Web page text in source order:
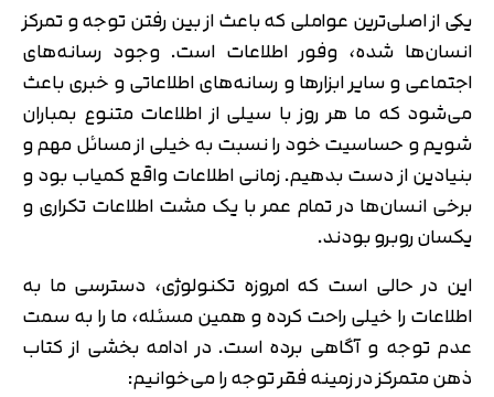
یکی از اصلی‌ترین عواملی که باعث از بین رفتن توجه و تمرکز
انسان‌ها شده، وفور اطلاعات است. وجود رسانه‌های
اجتماعی و سایر ابزارها و رسانه‌های اطلاعاتی و خبری باعث
می‌شود که ما هر روز با سیلی از اطلاعات متنوع بمباران
شویم و حساسیت خود را نسبت به خیلی از مسائل مهم و
بنیادین از دست بدهیم. زمانی اطلاعات واقع کمیاب بود و
برخی انسان‌ها در تمام عمر با یک مشت اطلاعات تکراری و
یکسان روبرو بودند.
این در حالی است که امروزه تکنولوژی، دسترسی ما به
اطلاعات را خیلی راحت کرده و همین مسئله، ما را به سمت
عدم توجه و آگاهی برده است. در ادامه بخشی از کتاب
ذهن متمرکز در زمینه فقر توجه را می‌خوانیم: